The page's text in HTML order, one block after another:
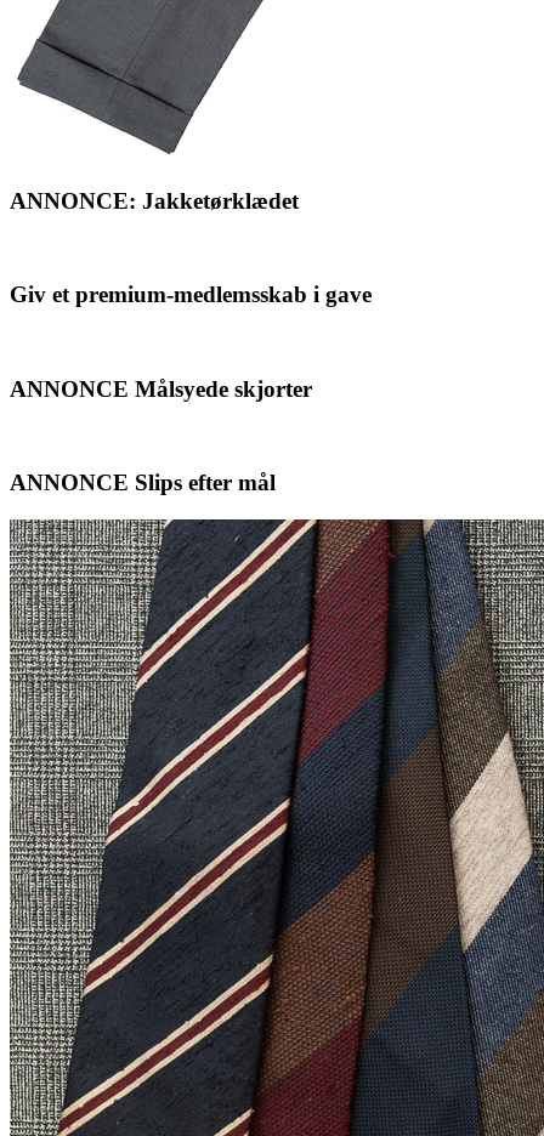
ANNONCE: Jakketørklædet
Giv et premium-medlemsskab i gave
ANNONCE Målsyede skjorter
ANNONCE Slips efter mål